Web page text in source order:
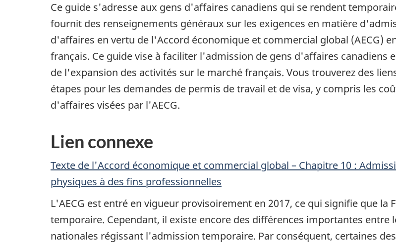
Ce guide s'adresse aux gens d'affaires canadiens qui se rendent
fournit des renseignements généraux sur les exigences en matière
d'affaires en vertu de l'Accord économique et commercial global (AECG)
français. Ce guide vise à faciliter l'admission de gens d'affaires
de l'expansion des activités sur le marché français. Vous trouverez des
étapes pour les demandes de permis de travail et de visa, y compris les
d'affaires visées par l'AECG.
Lien connexe
Texte de l'Accord économique et commercial global – Chapitre 10 :
physiques à des fins professionnelles
L'AECG est entré en vigueur provisoirement en 2017, ce qui signifie que
temporaire. Cependant, il existe encore des différences importantes entre
nationales régissant l'admission temporaire. Par conséquent, certaines